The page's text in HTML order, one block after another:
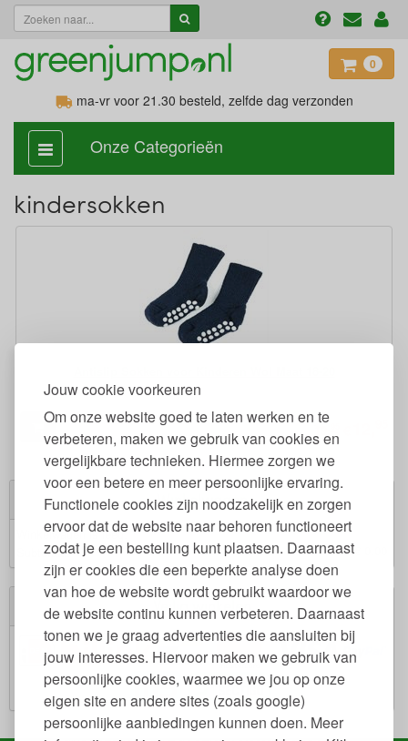
Jouw cookie voorkeuren
Om onze website goed te laten werken en te
verbeteren, maken we gebruik van cookies en
vergelijkbare technieken. Hiermee zorgen we
voor een betere en meer persoonlijke ervaring.
Functionele cookies zijn noodzakelijk en zorgen
ervoor dat de website naar behoren functioneert
zodat je een bestelling kunt plaatsen. Daarnaast
zijn er cookies die een beperkte analyse doen
van hoe de website wordt gebruikt waardoor we
de website continu kunnen verbeteren. Daarnaast
tonen we je graag advertenties die aansluiten bij
jouw interesses. Hiervoor maken we gebruik van
persoonlijke cookies, waarmee we jou op onze
eigen site en andere sites (zoals google)
persoonlijke aanbiedingen kunnen doen. Meer
0
ma-vr voor 21.30 besteld, zelfde dag verzonden
categorie
aan,
Onze Categorieën
kindersokken
Winkelwagen
Winkelwagen is leeg.
Subtotaal:
Veilig winkelen